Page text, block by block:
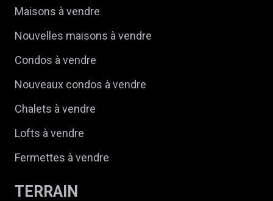
Maisons à vendre
Nouvelles maisons à vendre
Condos à vendre
Nouveaux condos à vendre
Chalets à vendre
Lofts à vendre
Fermettes à vendre
TERRAIN